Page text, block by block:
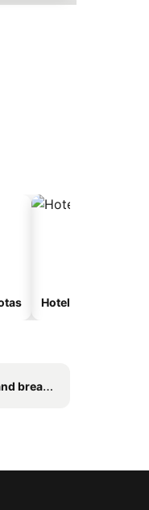
Hoteles con spa